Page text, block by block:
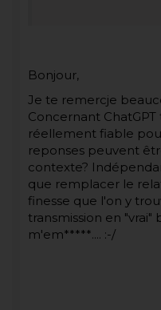
Bonjour,
Je te remercje
Concernant ChatGPT
réellement fiable
reponses peuvent
contexte?
que remplacer le
finesse que l'on y
transmission en "vrai"
m'em*****.... :-/